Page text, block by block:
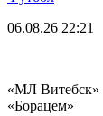
06.08.26 22:21
«МЛ Витебск»
«Борацем»